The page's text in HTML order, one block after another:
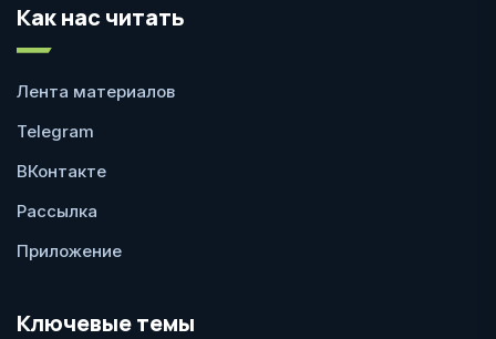
Как нас читать
Лента материалов
Telegram
ВКонтакте
Рассылка
Приложение
Ключевые темы